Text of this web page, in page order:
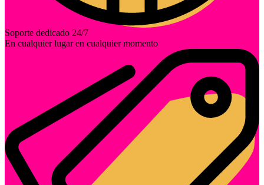
Soporte dedicado 24/7
En cualquier lugar en cualquier momento